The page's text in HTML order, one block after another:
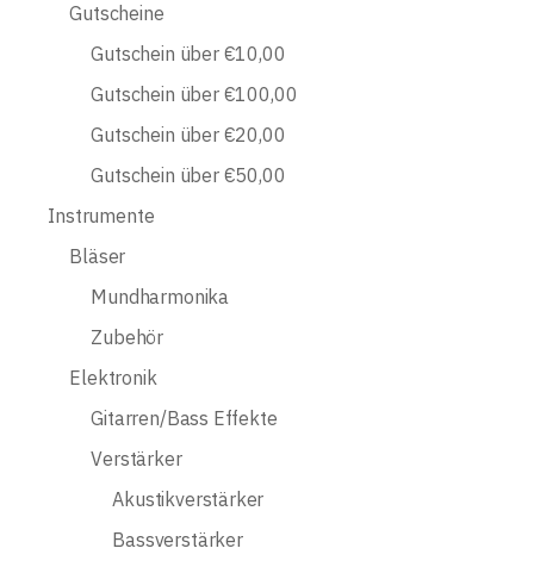
Gutscheine
Gutschein über €10,00
Gutschein über €100,00
Gutschein über €20,00
Gutschein über €50,00
Instrumente
Bläser
Mundharmonika
Zubehör
Elektronik
Gitarren/Bass Effekte
Verstärker
Akustikverstärker
Bassverstärker